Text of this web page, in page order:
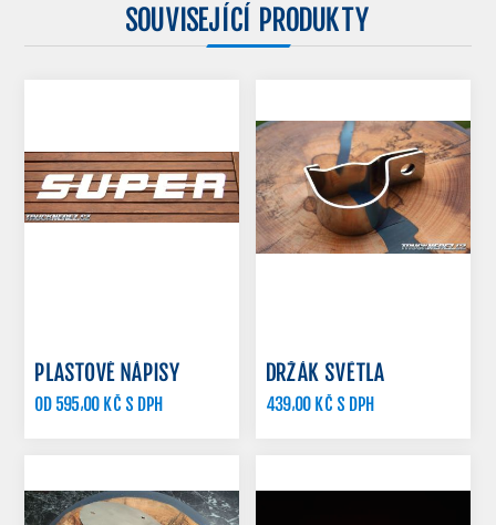
SOUVISEJÍCÍ PRODUKTY
PLASTOVÉ NÁPISY
OD 595,00 KČ S DPH
DRŽÁK SVĚTLA
439,00 KČ S DPH